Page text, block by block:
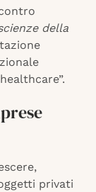
della
privati